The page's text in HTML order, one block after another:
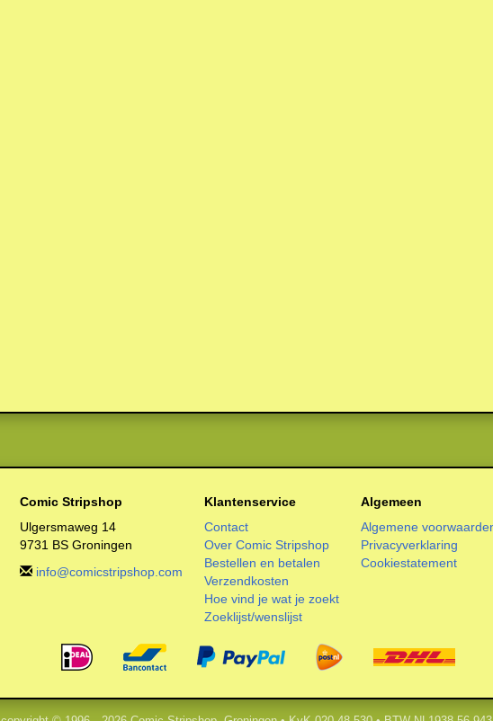
Comic Stripshop
Ulgersmaweg 14
9731 BS Groningen
info@comicstripshop.com
Klantenservice
Contact
Over Comic Stripshop
Bestellen en betalen
Verzendkosten
Hoe vind je wat je zoekt
Zoeklijst/wenslijst
Algemeen
Algemene
Privacyverklaring
Cookiestatement